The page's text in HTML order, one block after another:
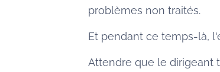
problèmes non traités.
Et pendant ce temps-là,
Attendre que le dirigeant